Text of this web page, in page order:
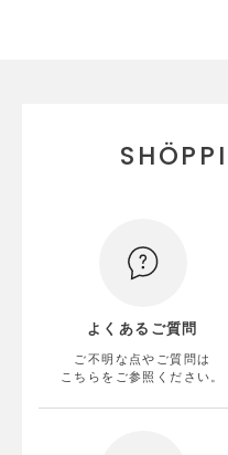
よくあるご質問
ご不明な点やご質問は
こちらをご参照ください。